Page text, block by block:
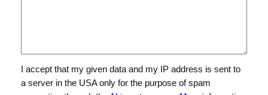
I accept that my given data and my IP address is sent to
a server in the USA only for the purpose of spam